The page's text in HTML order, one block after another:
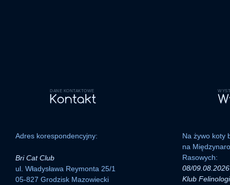
DANE KONTAKTOWE
Adres korespondencyjny:
Bri Cat Club
ul. Władysława Reymonta 25/1
05-827 Grodzisk Mazowiecki
Na żywo koty
na
Rasowych:
08/
Klub